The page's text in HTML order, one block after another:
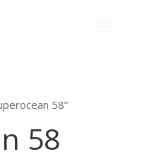
58”
58